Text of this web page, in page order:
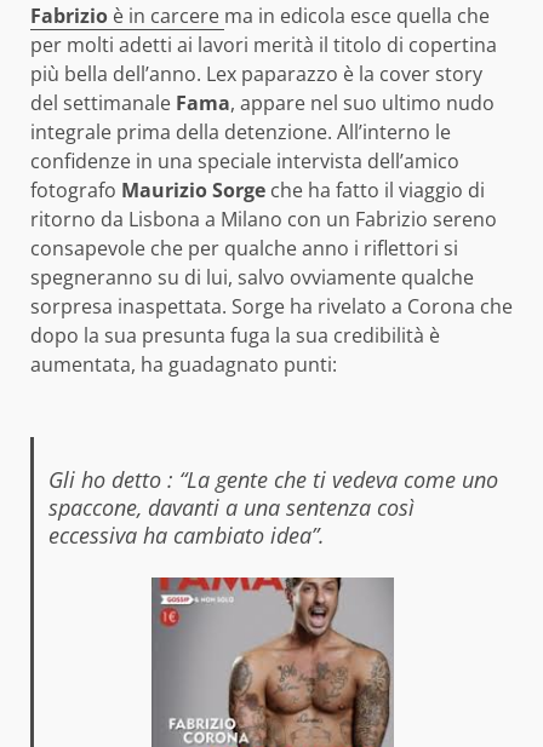
Fabrizio è in carcere ma in edicola esce quella che
per molti adetti ai lavori merità il titolo di copertina
più bella dell’anno. Lex paparazzo è la cover story
del settimanale Fama, appare nel suo ultimo nudo
integrale prima della detenzione. All’interno le
confidenze in una speciale intervista dell’amico
fotografo Maurizio Sorge che ha fatto il viaggio di
ritorno da Lisbona a Milano con un Fabrizio sereno
consapevole che per qualche anno i riflettori si
spegneranno su di lui, salvo ovviamente qualche
sorpresa inaspettata. Sorge ha rivelato a Corona che
dopo la sua presunta fuga la sua credibilità è
aumentata, ha guadagnato punti:
Gli ho detto : “La gente che ti vedeva come uno
spaccone, davanti a una sentenza così
eccessiva ha cambiato idea”.